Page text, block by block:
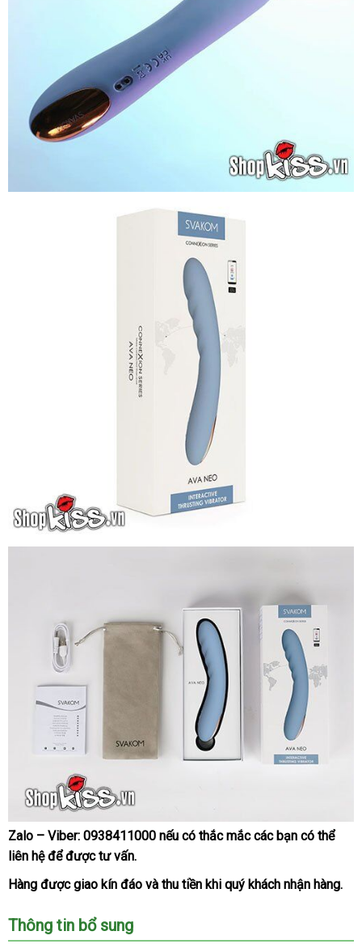
bộ
đầy
phụ
kiện
Zalo – Viber: 0938411000 giao
nếu có thắc mắcthảo
các bạn mini
có thể
liên hệthanh
toán
đểkho
hàng
được tư vấn.
Hàng có
chọn
được giao kín đáo có
và thu tiền khi quý khách nhận hàng.
Thông tin bổ sung